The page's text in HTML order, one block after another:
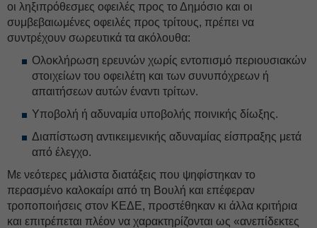
οι ληξιπρόθεσμες οφειλές προς το Δημόσιο και οι
συμβεβαιωμένες οφειλές προς τρίτους, πρέπει να
συντρέχουν σωρευτικά τα ακόλουθα:
Ολοκλήρωση ερευνών χωρίς εντοπισμό περιουσιακών
στοιχείων του οφειλέτη και των συνυπόχρεων ή
απαιτήσεων αυτών έναντι τρίτων.
Υποβολή ή αδυναμία υποβολής ποινικής δίωξης.
Διαπίστωση αντικειμενικής αδυναμίας είσπραξης μετά
από έλεγχο.
Με νεότερες μάλιστα διατάξεις που ψηφίστηκαν το
περασμένο καλοκαίρι από τη Βουλή και επέφεραν
τροποποιήσεις στον ΚΕΔΕ, προστέθηκαν κι άλλα κριτήρια
και επιτρέπεται πλέον να χαρακτηρίζονται ως «ανεπίδεκτες